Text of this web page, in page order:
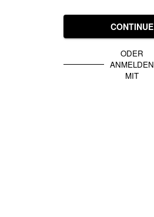
CONTINUE
ODER
ANMELDEN
MIT